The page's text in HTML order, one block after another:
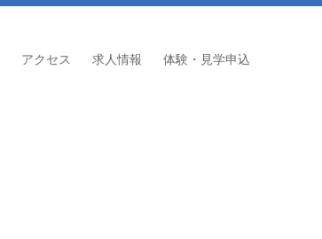
アクセス 求人情報 体験・見学申込